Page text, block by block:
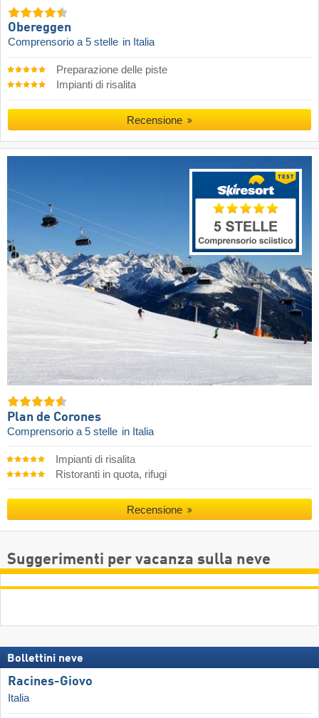
Obereggen
Comprensorio a 5 stelle in Italia
Preparazione delle piste
Impianti di risalita
Recensione
Plan de Corones
Comprensorio a 5 stelle in Italia
Impianti di risalita
Ristoranti in quota, rifugi
Recensione
Suggerimenti per vacanza sulla neve
Bollettini neve
Racines-Giovo
Italia